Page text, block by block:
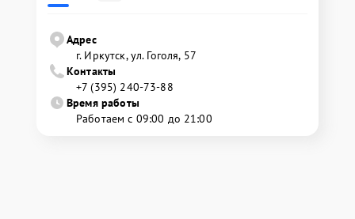
Адрес
г. Иркутск, ул. ​Гоголя, 57
Контакты
+7 (395) 240-73-88
Время работы
Работаем с 09:00 до 21:00